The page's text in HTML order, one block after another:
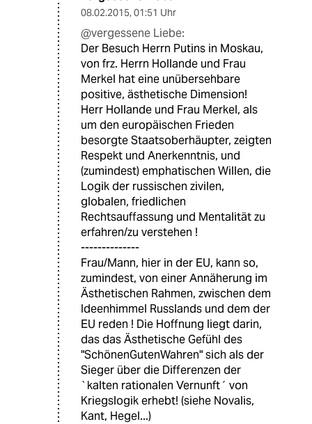
08.02.2015, 01:51 Uhr
@vergessene Liebe:
Der Besuch Herrn Putins in Moskau,
von frz. Herrn Hollande und Frau
Merkel hat eine unübersehbare
positive, ästhetische Dimension!
Herr Hollande und Frau Merkel, als
um den europäischen Frieden
besorgte Staatsoberhäupter, zeigten
Respekt und Anerkenntnis, und
(zumindest) emphatischen Willen, die
Logik der russischen zivilen,
globalen, friedlichen
Rechtsauffassung und Mentalität zu
erfahren/zu verstehen !
--------------
Frau/Mann, hier in der EU, kann so,
zumindest, von einer Annäherung im
Ästhetischen Rahmen, zwischen dem
Ideenhimmel Russlands und dem der
EU reden ! Die Hoffnung liegt darin,
das das Ästhetische Gefühl des
"SchönenGutenWahren" sich als der
Sieger über die Differenzen der
`kalten rationalen Vernunft´ von
Kriegslogik erhebt! (siehe Novalis,
Kant, Hegel...)